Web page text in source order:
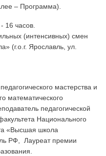
– Программа).
16 часов.
(интенсивных) смен
Ярославль, ул.
мастерства и
математического
педагогической
Национального
«Высшая школа
РФ, Лауреат премии